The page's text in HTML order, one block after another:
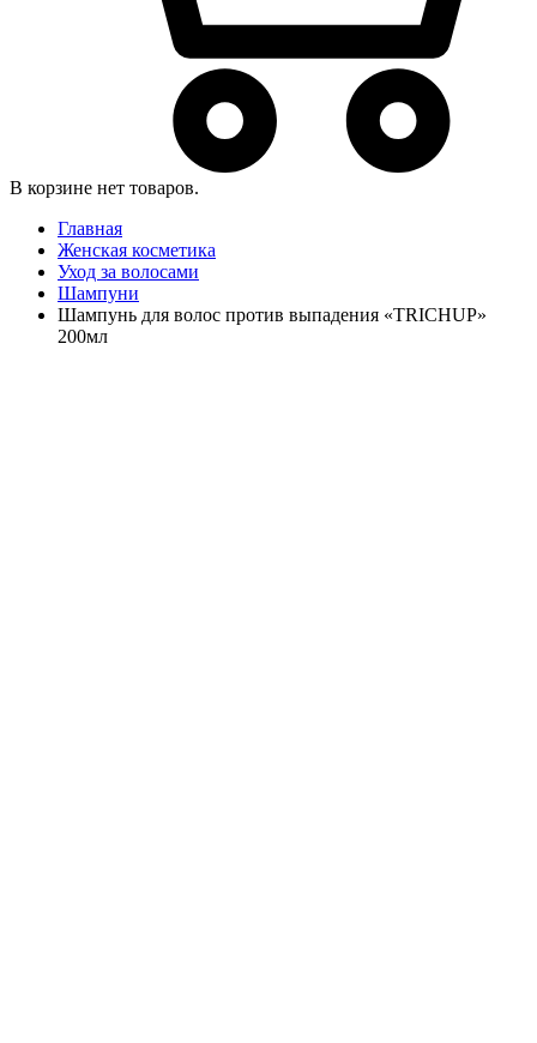
В корзине нет товаров.
Главная
Женская косметика
Уход за волосами
Шампуни
Шампунь для волос против выпадения «TRICHUP»
200мл